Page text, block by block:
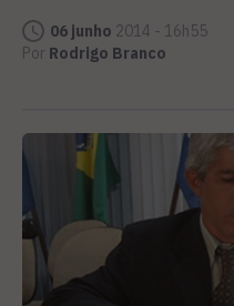
06 junho 2014 - 16h55
Por Rodrigo Branco